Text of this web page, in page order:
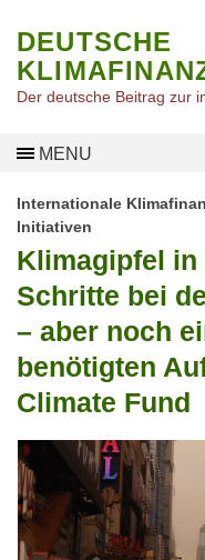
DEUTSCHE
Der deutsche Beitrag zur
MENU
Internationale
Initiativen
Klimagipfel in
Schritte bei
– aber noch
benötigten
Climate Fund